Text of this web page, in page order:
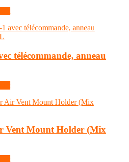
télécommande, anneau
Vent Mount Holder (Mix